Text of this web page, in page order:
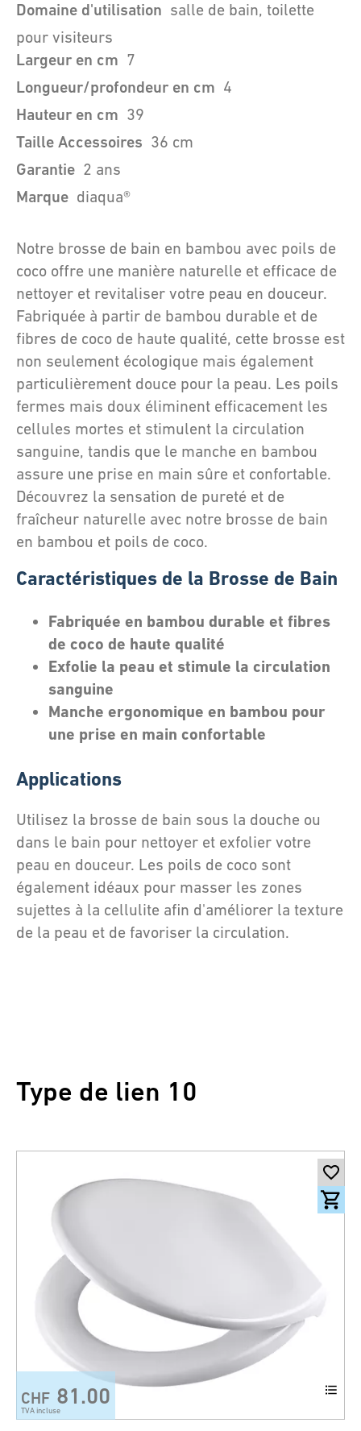
Domaine d'utilisation salle de bain, toilette
pour visiteurs
Largeur en cm 7
Longueur/profondeur en cm 4
Hauteur en cm 39
Taille Accessoires 36 cm
Garantie 2 ans
Marque diaqua®
Notre brosse de bain en bambou avec poils de
coco offre une manière naturelle et efficace de
nettoyer et revitaliser votre peau en douceur.
Fabriquée à partir de bambou durable et de
fibres de coco de haute qualité, cette brosse est
non seulement écologique mais également
particulièrement douce pour la peau. Les poils
fermes mais doux éliminent efficacement les
cellules mortes et stimulent la circulation
sanguine, tandis que le manche en bambou
assure une prise en main sûre et confortable.
Découvrez la sensation de pureté et de
fraîcheur naturelle avec notre brosse de bain
en bambou et poils de coco.
Caractéristiques de la Brosse de Bain
Fabriquée en bambou durable et fibres
de coco de haute qualité
Exfolie la peau et stimule la circulation
sanguine
Manche ergonomique en bambou pour
une prise en main confortable
Applications
Utilisez la brosse de bain sous la douche ou
dans le bain pour nettoyer et exfolier votre
peau en douceur. Les poils de coco sont
également idéaux pour masser les zones
sujettes à la cellulite afin d'améliorer la texture
de la peau et de favoriser la circulation.
Type de lien 10
CHF 81.00
TVA incluse